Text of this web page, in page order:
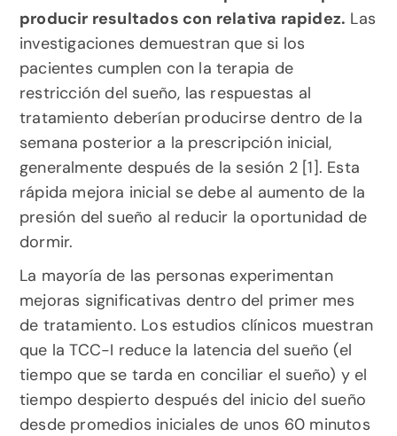
producir resultados con relativa rapidez. Las
investigaciones demuestran que si los
pacientes cumplen con la terapia de
restricción del sueño, las respuestas al
tratamiento deberían producirse dentro de la
semana posterior a la prescripción inicial,
generalmente después de la sesión 2 [1]. Esta
rápida mejora inicial se debe al aumento de la
presión del sueño al reducir la oportunidad de
dormir.
La mayoría de las personas experimentan
mejoras significativas dentro del primer mes
de tratamiento. Los estudios clínicos muestran
que la TCC-I reduce la latencia del sueño (el
tiempo que se tarda en conciliar el sueño) y el
tiempo despierto después del inicio del sueño
desde promedios iniciales de unos 60 minutos